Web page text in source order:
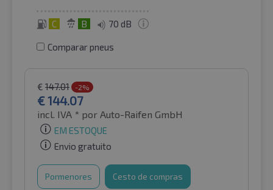
C B 70 dB
Comparar pneus
€ 147.01 -2%
€144.07
incl. IVA * por Auto-Raifen GmbH
EM ESTOQUE
Envio gratuito
Pormenores Cesto de compras